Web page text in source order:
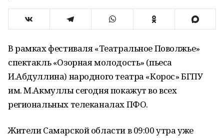
В рамках фестиваля «Театральное Поволжье»
спектакль «Озорная молодость» (пьеса
И.Абдуллина) народного театра «Корос» БГПУ
им. М.Акмуллы сегодня покажут во всех
региональных телеканалах ПФО.
Жители Самарской области в 09:00 утра уже